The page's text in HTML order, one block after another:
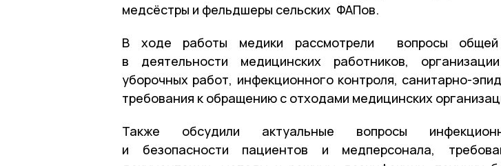
медсёстры и фельдшеры сельских ФАПов.
В ходе работы медики рассмотрели вопросы общей
в деятельности медицинских работников,
уборочных работ, инфекционного контроля, санитарно-
требования к обращению с отходами медицинских
Также обсудили актуальные вопросы
и безопасности пациентов и медперсонала,